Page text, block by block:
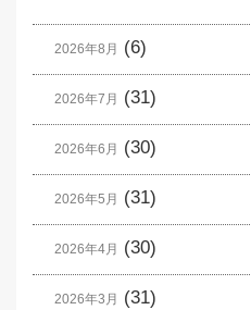
2026年8月 (6)
2026年7月 (31)
2026年6月 (30)
2026年5月 (31)
2026年4月 (30)
2026年3月 (31)